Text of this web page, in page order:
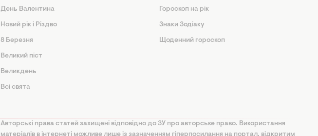
День Валентина
Новий рік і Різдво
8 Березня
Великий піст
Великдень
Всі свята
Гороскоп на рік
Знаки Зодіаку
Щоденний гороскоп
Авторські права статей захищені відповідно до ЗУ про авторське право. Використання
матеріалів в інтернеті можливе лише із зазначенням гіперпосилання на портал, відкритим